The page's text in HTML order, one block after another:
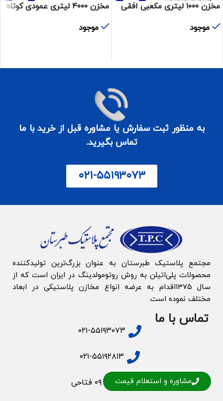
مخزن ۱۰۰۰ لیتری مکعبی افقی
موجود
مخزن ۴۰۰۰ لیتری عمودی کوتاه
موجود
به منظور ثبت سفارش یا مشاوره قبل از خرید با ما
تماس بگیرید.
۰۲۱-۵۵۱۹۳۰۷۳
مجتمع پلاستیک طبرستان به‌ عنوان بزرگ‌‌ترین تولیدکننده
محصولات پلی‌اتیلن به روش روتومولدینگ در ایران است که از
سال ۱۳۷۵اقدام به عرضه انواع مخازن پلاستیکی در ابعاد
مختلف نموده است.
مشاوره و استعلام قیمت
تماس با ما
۰۲۱-۵۵۱۹۳۰۷۳
۰۲۱-۵۵۱۹۲۸۱۳
۰۹۱۲۲۱۴۵۱۰۶ فتاحی